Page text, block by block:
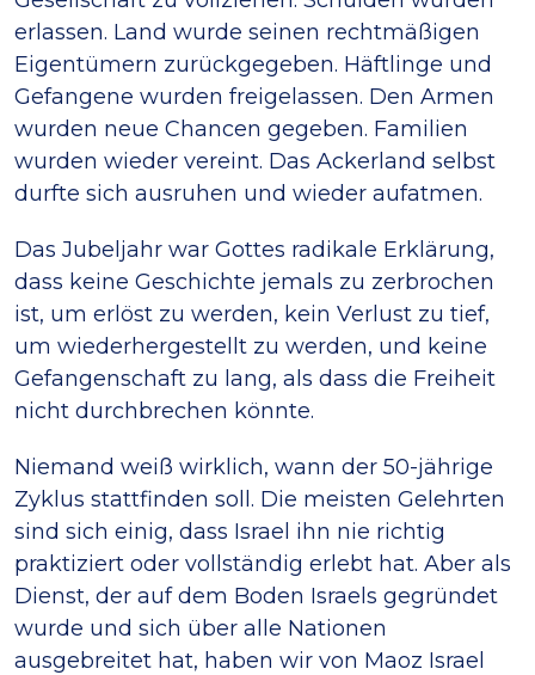
erlassen. Land wurde seinen rechtmäßigen
Eigentümern zurückgegeben. Häftlinge und
Gefangene wurden freigelassen. Den Armen
wurden neue Chancen gegeben. Familien
wurden wieder vereint. Das Ackerland selbst
durfte sich ausruhen und wieder aufatmen.
Das Jubeljahr war Gottes radikale Erklärung,
dass keine Geschichte jemals zu zerbrochen
ist, um erlöst zu werden, kein Verlust zu tief,
um wiederhergestellt zu werden, und keine
Gefangenschaft zu lang, als dass die Freiheit
nicht durchbrechen könnte.
Niemand weiß wirklich, wann der 50-jährige
Zyklus stattfinden soll. Die meisten Gelehrten
sind sich einig, dass Israel ihn nie richtig
praktiziert oder vollständig erlebt hat. Aber als
Dienst, der auf dem Boden Israels gegründet
wurde und sich über alle Nationen
ausgebreitet hat, haben wir von Maoz Israel